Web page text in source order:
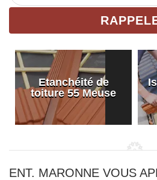
Etanchéité de
toiture 55 Meuse
ENT. MARONNE VOUS